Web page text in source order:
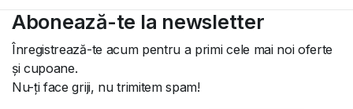
Abonează-te la newsletter
Înregistrează-te acum pentru a primi cele mai noi oferte
și cupoane.
Nu-ți face griji, nu trimitem spam!